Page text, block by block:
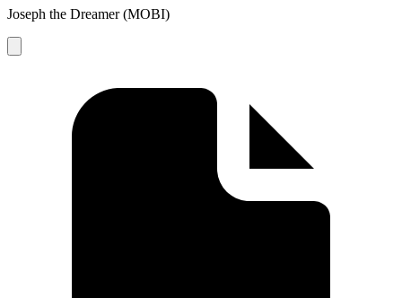
Joseph the Dreamer (MOBI)